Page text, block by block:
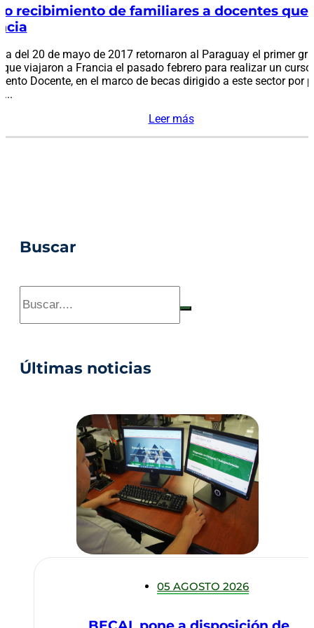
recibimiento de familiares a docentes que
del 20 de mayo de 2017 retornaron al Paraguay el primer
viajaron a Francia el pasado febrero para realizar un curso
Docente, en el marco de becas dirigido a este sector por
Leer más
Buscar
Últimas noticias
05 AGOSTO 2026